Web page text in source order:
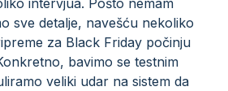
sve detalje, navešću nekoliko
za Black Friday počinju
bavimo se testnim
veliki udar na sistem da